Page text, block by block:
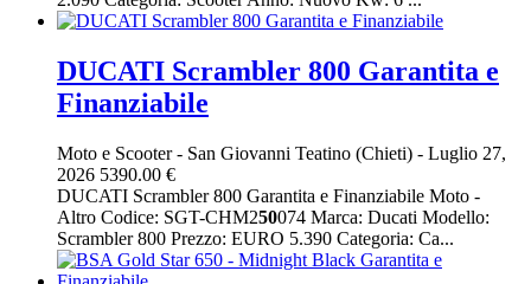
DUCATI Scrambler 800 Garantita e
Finanziabile
Moto e Scooter- San Giovanni Teatino (Chieti) - Luglio 27,
2026 5390.00 €
DUCATI Scrambler 800 Garantita e Finanziabile Moto -
Altro Codice: SGT-CHM250074 Marca: Ducati Modello:
Scrambler 800 Prezzo: EURO 5.390 Categoria: Ca...